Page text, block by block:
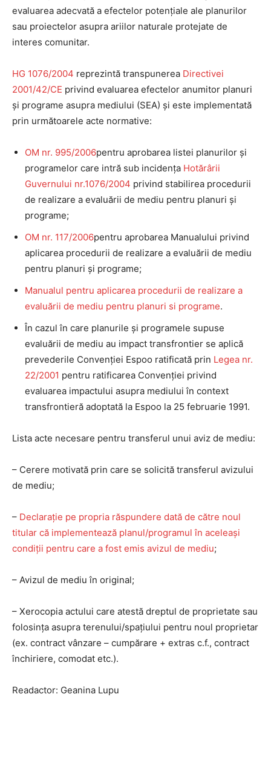
evaluarea adecvată a efectelor potenţiale ale planurilor
sau proiectelor asupra ariilor naturale protejate de
interes comunitar.
HG 1076/2004 reprezintă transpunerea Directivei
2001/42/CE privind evaluarea efectelor anumitor planuri
şi programe asupra mediului (SEA) şi este implementată
prin următoarele acte normative:
OM nr. 995/2006pentru aprobarea listei planurilor şi
programelor care intră sub incidenţa Hotărârii
Guvernului nr.1076/2004 privind stabilirea procedurii
de realizare a evaluării de mediu pentru planuri şi
programe;
OM nr. 117/2006pentru aprobarea Manualului privind
aplicarea procedurii de realizare a evaluării de mediu
pentru planuri şi programe;
Manualul pentru aplicarea procedurii de realizare a
evaluării de mediu pentru planuri si programe.
În cazul în care planurile şi programele supuse
evaluării de mediu au impact transfrontier se aplică
prevederile Convenţiei Espoo ratificată prin Legea nr.
22/2001 pentru ratificarea Convenţiei privind
evaluarea impactului asupra mediului în context
transfrontieră adoptată la Espoo la 25 februarie 1991.
Lista acte necesare pentru transferul unui aviz de mediu:
– Cerere motivată prin care se solicită transferul avizului
de mediu;
– Declaraţie pe propria răspundere dată de către noul
titular că implementează planul/programul în aceleaşi
condiţii pentru care a fost emis avizul de mediu;
– Avizul de mediu în original;
– Xerocopia actului care atestă dreptul de proprietate sau
folosinţa asupra terenului/spaţiului pentru noul proprietar
(ex. contract vânzare – cumpărare + extras c.f., contract
închiriere, comodat etc.).
Readactor: Geanina Lupu